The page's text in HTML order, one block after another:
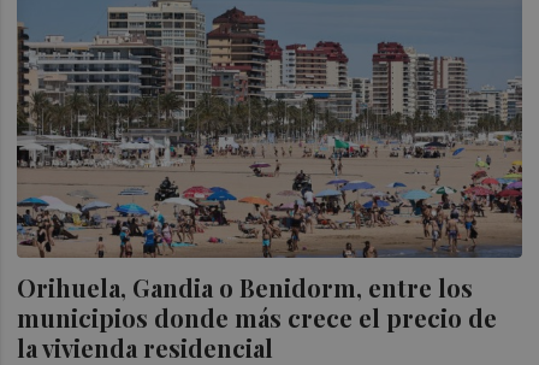
Orihuela, Gandia o Benidorm, entre los
municipios donde más crece el precio de
la vivienda residencial